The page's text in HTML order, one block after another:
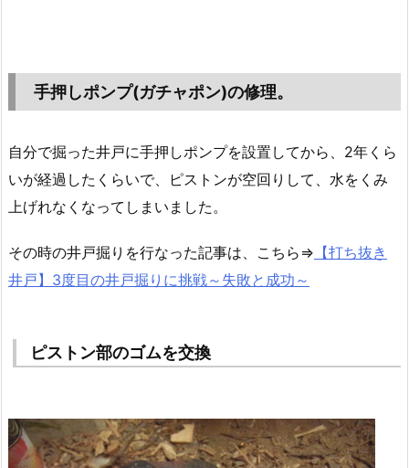
手押しポンプ(ガチャポン)の修理。
自分で掘った井戸に手押しポンプを設置してから、2年くら
いが経過したくらいで、ピストンが空回りして、水をくみ
上げれなくなってしまいました。
その時の井戸掘りを行なった記事は、こちら⇒ 【打ち抜き
井戸】3度目の井戸掘りに挑戦～失敗と成功～
ピストン部のゴムを交換